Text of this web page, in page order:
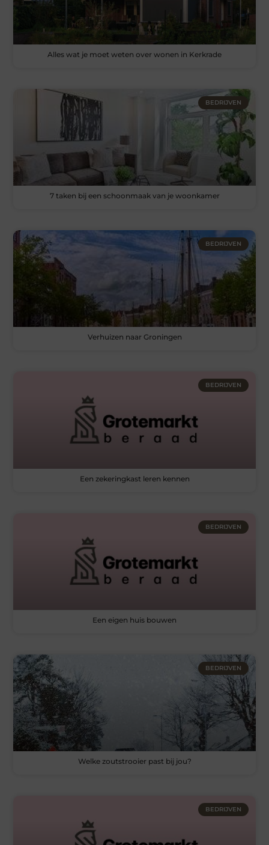
Alles wat je moet weten over wonen in Kerkrade
BEDRIJVEN
7 taken bij een schoonmaak van je woonkamer
BEDRIJVEN
Verhuizen naar Groningen
BEDRIJVEN
Een zekeringkast leren kennen
BEDRIJVEN
Een eigen huis bouwen
BEDRIJVEN
Welke zoutstrooier past bij jou?
BEDRIJVEN